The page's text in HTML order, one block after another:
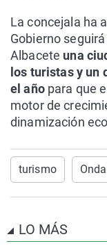
La concejala ha
Gobierno
Albacete una
los turistas y un
el año para que
motor de
dinamización
turismo
LO MÁS